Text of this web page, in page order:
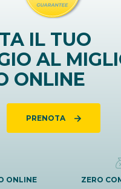
IL TUO
AL
ONLINE
PRENOTA
ONLINE ZERO